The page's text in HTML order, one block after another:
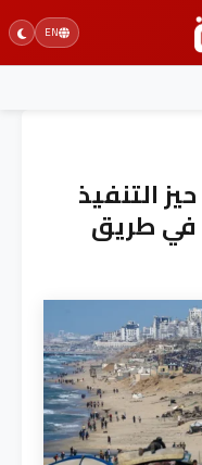
EN
التنفيذ
في طريق